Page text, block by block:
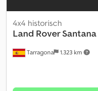
Tarragona 1.323 km
4x4 historisch
Land Rover Santana